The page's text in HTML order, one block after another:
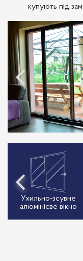
купують під
Ухильно-зсувне
алюмінієве вікно